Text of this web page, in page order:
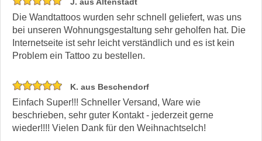
Die Wandtattoos wurden sehr schnell geliefert, was uns
bei unseren Wohnungsgestaltung sehr geholfen hat. Die
Internetseite ist sehr leicht verständlich und es ist kein
Problem ein Tattoo zu bestellen.
K. aus Beschendorf
Einfach Super!!! Schneller Versand, Ware wie
beschrieben, sehr guter Kontakt - jederzeit gerne
wieder!!!! Vielen Dank für den Weihnachtselch!